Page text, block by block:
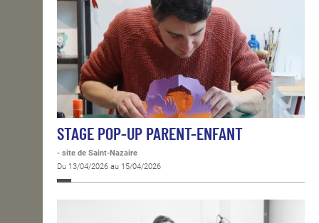
STAGE POP-UP PARENT-ENFANT
- site de Saint-Nazaire
Du 13/04/2026 au 15/04/2026